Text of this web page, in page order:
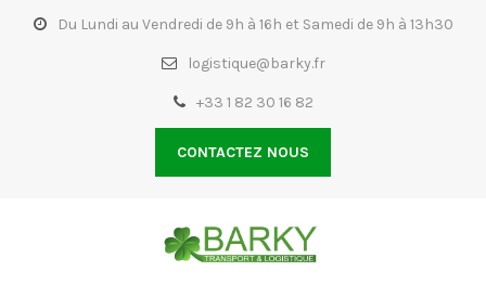
Du Lundi au Vendredi de 9h à 16h et Samedi de 9h à 13h30
logistique@barky.fr
+33 1 82 30 16 82
CONTACTEZ NOUS